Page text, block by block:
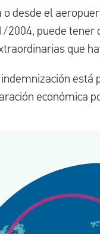
o desde el
2004, puede tener
que
está
económica